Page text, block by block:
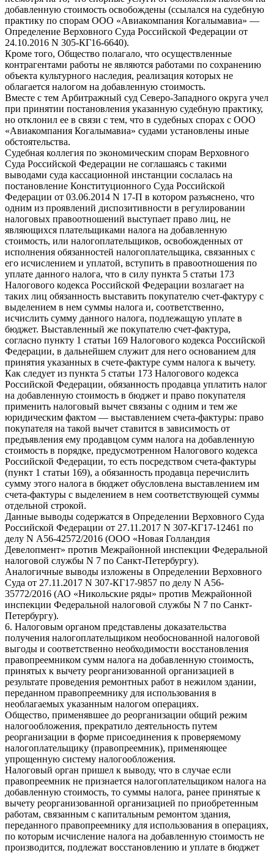
добавленную стоимость освобождены (ссылался на судебную
практику по спорам ООО «Авиакомпания Когалымавиа» —
Определение Верховного Суда Российской Федерации от
24.10.2016 N 305-КГ16-6640).
Кроме того, Общество полагало, что осуществленные
контрагентами работы не являются работами по сохранению
объекта культурного наследия, реализация которых не
облагается налогом на добавленную стоимость.
Вместе с тем Арбитражный суд Северо-Западного округа учел
при принятии постановления указанную судебную практику,
но отклонил ее в связи с тем, что в судебных спорах с ООО
«Авиакомпания Когалымавиа» судами установлены иные
обстоятельства.
Судебная коллегия по экономическим спорам Верховного
Суда Российской Федерации не соглашаясь с такими
выводами суда кассационной инстанции сослалась на
постановление Конституционного Суда Российской
Федерации от 03.06.2014 N 17-П в котором разъяснено, что
одним из проявлений диспозитивности в регулировании
налоговых правоотношений выступает право лиц, не
являющихся плательщиками налога на добавленную
стоимость, или налогоплательщиков, освобожденных от
исполнения обязанностей налогоплательщика, связанных с
его исчислением и уплатой, вступить в правоотношения по
уплате данного налога, что в силу пункта 5 статьи 173
Налогового кодекса Российской Федерации возлагает на
таких лиц обязанность выставить покупателю счет-фактуру с
выделением в нем суммы налога и, соответственно,
исчислить сумму данного налога, подлежащую уплате в
бюджет. Выставленный же покупателю счет-фактура,
согласно пункту 1 статьи 169 Налогового кодекса Российской
Федерации, в дальнейшем служит для него основанием для
принятия указанных в счете-фактуре сумм налога к вычету.
Как следует из пункта 5 статьи 173 Налогового кодекса
Российской Федерации, обязанность продавца уплатить налог
на добавленную стоимость в бюджет и право покупателя
применить налоговый вычет связаны с одним и тем же
юридическим фактом — выставлением счета-фактуры: право
покупателя на такой вычет ставится в зависимость от
предъявления ему продавцом сумм налога на добавленную
стоимость в порядке, предусмотренном Налогового кодекса
Российской Федерации, то есть посредством счета-фактуры
(пункт 1 статьи 169), а обязанность продавца перечислить
сумму этого налога в бюджет обусловлена выставлением им
счета-фактуры с выделением в нем соответствующей суммы
отдельной строкой.
Данные выводы содержатся в Определении Верховного Суда
Российской Федерации от 27.11.2017 N 307-КГ17-12461 по
делу N А56-42572/2016 (ООО «Новая Голландия
Девелопмент» против Межрайонной инспекции Федеральной
налоговой службы N 7 по Санкт-Петербургу).
Аналогичные выводы изложены в Определении Верховного
Суда от 27.11.2017 N 307-КГ17-9857 по делу N А56-
35772/2016 (АО «Никольские ряды» против Межрайонной
инспекции Федеральной налоговой службы N 7 по Санкт-
Петербургу).
6. Налоговым органом представлены доказательства
получения налогоплательщиком необоснованной налоговой
выгоды и соответственно необходимости восстановления
правопреемником сумм налога на добавленную стоимость,
принятых к вычету реорганизованной организацией в
результате проведения ремонтных работ в нежилом здании,
переданном правопреемнику для использования в
необлагаемых указанным налогом операциях.
Общество, применявшее до реорганизации общий режим
налогообложения, прекратило деятельность путем
реорганизации в форме присоединения к проверяемому
налогоплательщику (правопреемник), применяющее
упрощенную систему налогообложения.
Налоговый орган пришел к выводу, что в случае если
правопреемник не признается налогоплательщиком налога на
добавленную стоимость, то суммы налога, ранее принятые к
вычету реорганизованной организацией по приобретенным
работам, связанным с капитальным ремонтом здания,
переданного правопреемнику для использования в операциях,
по которым исчисление налога на добавленную стоимость не
производится, подлежат восстановлению и уплате в бюджет